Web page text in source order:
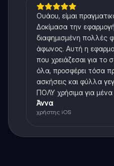
Ουάου, είμαι
Δοκίμασα την
διαφημισμένη πολλές
άφωνος. Αυτή η
που χρειάζεσαι για το
όλα, προσφέρει τόσα
ασκήσεις και φύλλα
ΠΟΛΥ χρήσιμα για
Άννα
χρήστης iOS